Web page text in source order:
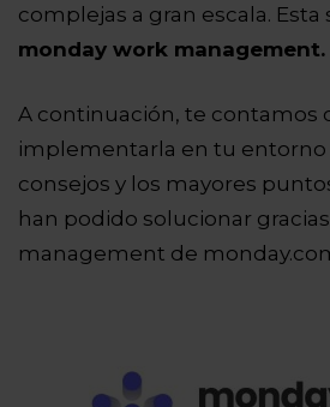
complejas a gran escala. Esta
monday work management.
A continuación, te contamos
implementarla en tu entorno
consejos y los mayores
han podido solucionar
management de